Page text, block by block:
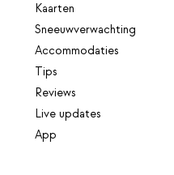
Kaarten
Sneeuwverwachting
Accommodaties
Tips
Reviews
Live updates
App